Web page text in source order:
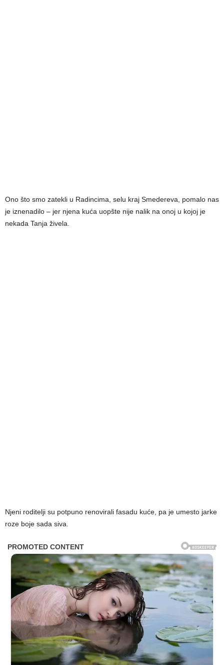
Ono što smo zatekli u Radincima, selu kraj Smedereva, pomalo nas
je iznenadilo – jer njena kuća uopšte nije nalik na onoj u kojoj je
nekada Tanja živela.
Njeni roditelji su potpuno renovirali fasadu kuće, pa je umesto jarke
roze boje sada siva.